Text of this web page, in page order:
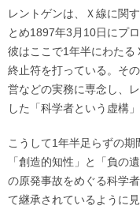
レントゲンは、Ｘ線に関
とめ1897年3月10日にプ
彼はここで1年半にわたる
終止符を打っている。そ
営などの実務に専念し、
した「科学者という虚構
こうして1年半足らずの
「創造的知性」と「負の
の原発事故をめぐる科学
て継承されているように